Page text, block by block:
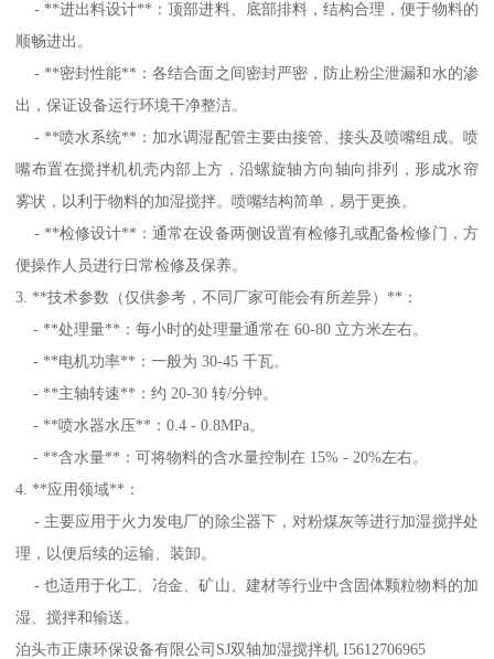
- **进出料设计**：顶部进料、底部排料，结构合理，便于物料的
顺畅进出。
- **密封性能**：各结合面之间密封严密，防止粉尘泄漏和水的渗
出，保证设备运行环境干净整洁。
- **喷水系统**：加水调湿配管主要由接管、接头及喷嘴组成。喷
嘴布置在搅拌机机壳内部上方，沿螺旋轴方向轴向排列，形成水帘
雾状，以利于物料的加湿搅拌。喷嘴结构简单，易于更换。
- **检修设计**：通常在设备两侧设置有检修孔或配备检修门，方
便操作人员进行日常检修及保养。
3. **技术参数（仅供参考，不同厂家可能会有所差异）**：
- **处理量**：每小时的处理量通常在 60-80 立方米左右。
- **电机功率**：一般为 30-45 千瓦。
- **主轴转速**：约 20-30 转/分钟。
- **喷水器水压**：0.4 - 0.8MPa。
- **含水量**：可将物料的含水量控制在 15% - 20%左右。
4. **应用领域**：
- 主要应用于火力发电厂的除尘器下，对粉煤灰等进行加湿搅拌处
理，以便后续的运输、装卸。
- 也适用于化工、冶金、矿山、建材等行业中含固体颗粒物料的加
湿、搅拌和输送。
泊头市正康环保设备有限公司SJ双轴加湿搅拌机 I5612706965